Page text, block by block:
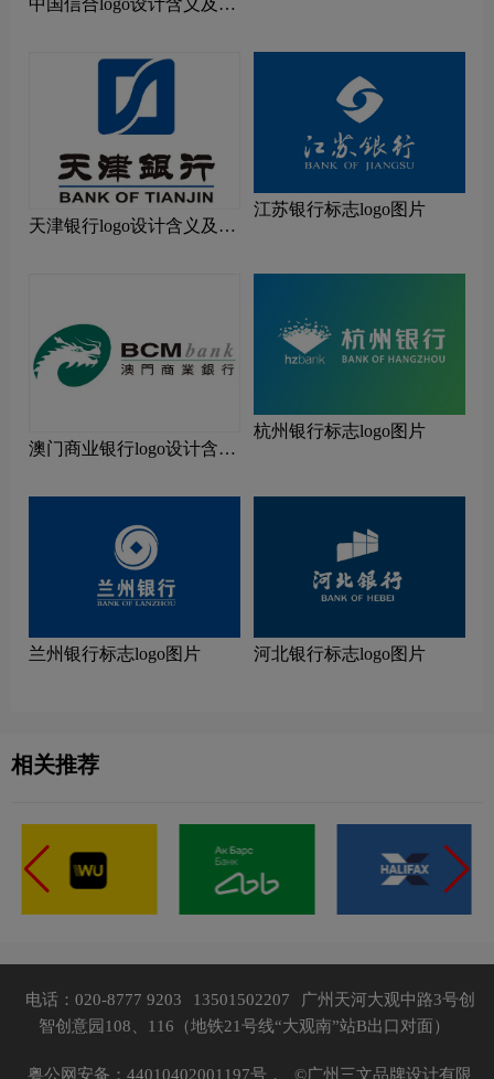
天津银行logo设计含义及设
江苏银行标志logo图片
澳门商业银行logo设计含义
杭州银行标志logo图片
兰州银行标志logo图片 河北银行标志logo图片
相关推荐
电话：020-8777 9203 13501502207
广州天河大观中路3号创
智创意园108、116（地铁21号线“大观南”站B出口对面）
粤公网安备：44010402001197号， ©广州三文品牌设计有限